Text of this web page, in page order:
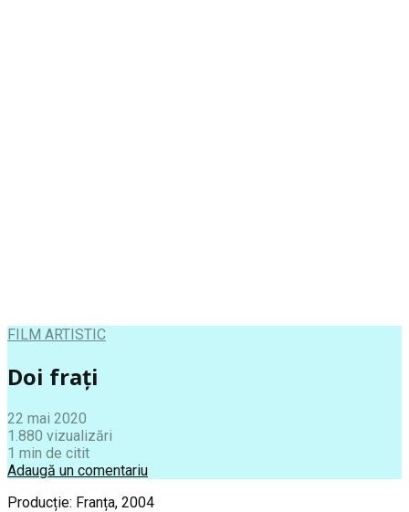
FILM ARTISTIC
Doi frați
22 mai 2020
1.880 vizualizări
1 min de citit
Adaugă un comentariu
Producție: Franța, 2004